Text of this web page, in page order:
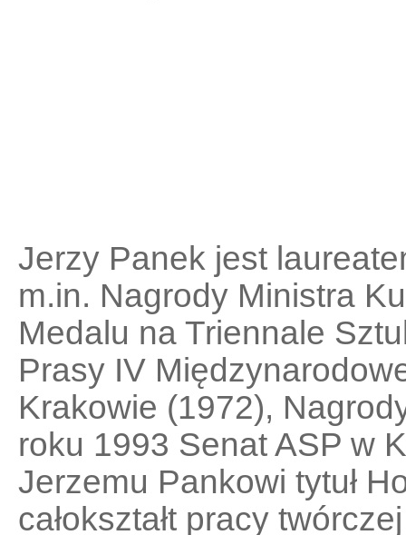
Jerzy Panek jest
m.in. Nagrody Ministra
Medalu na Triennale
Prasy IV
Krakowie (1972),
roku 1993 Senat ASP w
Jerzemu Pankowi tytuł
całokształt pracy